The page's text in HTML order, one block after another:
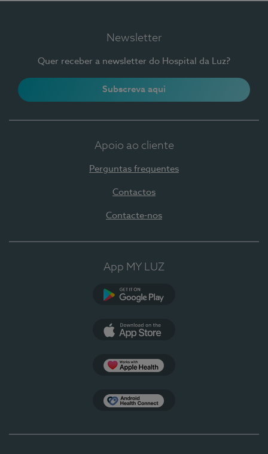
Newsletter
Quer receber a newsletter do Hospital da Luz?
Subscreva aqui
Apoio ao cliente
Perguntas frequentes
Contactos
Contacte-nos
App MY LUZ